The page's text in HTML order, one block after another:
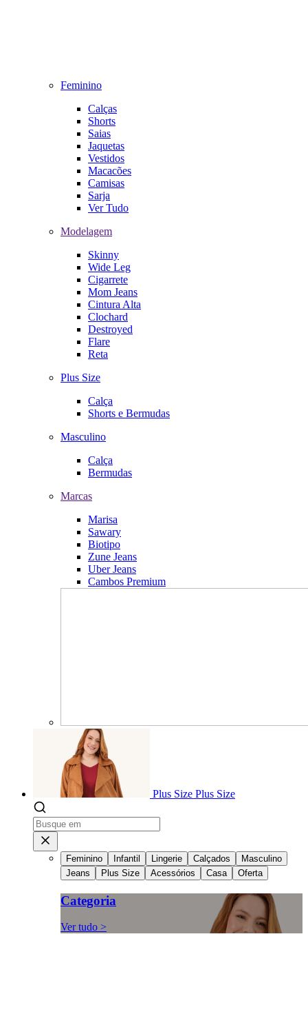
Feminino
Calças
Shorts
Saias
Jaquetas
Vestidos
Macacões
Camisas
Sarja
Ver Tudo
Modelagem
Skinny
Wide Leg
Cigarrete
Mom Jeans
Cintura Alta
Clochard
Destroyed
Flare
Reta
Plus Size
Calça
Shorts e Bermudas
Masculino
Calça
Bermudas
Marcas
Marisa
Sawary
Biotipo
Zune Jeans
Uber Jeans
Cambos Premium
Plus Size Plus Size
Feminino Infantil Lingerie Calçados
Masculino
Jeans
Plus Size Acessórios Casa Oferta
Categoria
Ver tudo >